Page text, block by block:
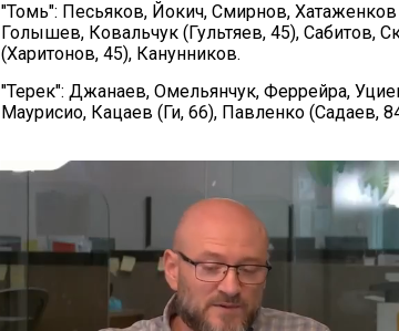
"Томь": Песьяков, Йокич, Смирнов,
Голышев, Ковальчук (Гультяев, 45), Сабитов,
(Харитонов, 45), Канунников.
"Терек": Джанаев, Омельянчук, Феррейра,
Маурисио, Кацаев (Ги, 66), Павленко (Садаев,